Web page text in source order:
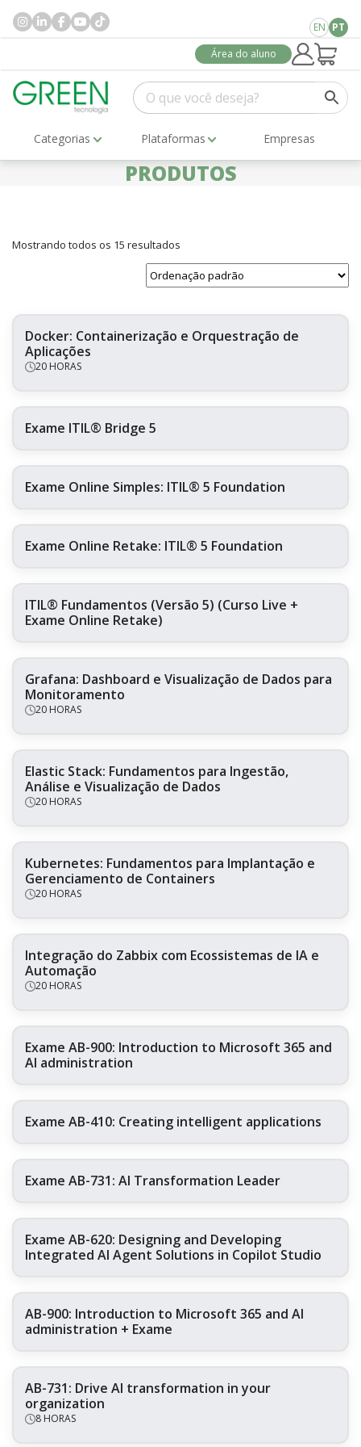
EN PT
Área do aluno
Categorias Plataformas Empresas
PRODUTOS
Mostrando todos os 15 resultados
Docker: Containerização e Orquestração de
Aplicações
20 HORAS
Exame ITIL® Bridge 5
Exame Online Simples: ITIL® 5 Foundation
Exame Online Retake: ITIL® 5 Foundation
ITIL® Fundamentos (Versão 5) (Curso Live +
Exame Online Retake)
Grafana: Dashboard e Visualização de Dados para
Monitoramento
20 HORAS
Elastic Stack: Fundamentos para Ingestão,
Análise e Visualização de Dados
20 HORAS
Kubernetes: Fundamentos para Implantação e
Gerenciamento de Containers
20 HORAS
Integração do Zabbix com Ecossistemas de IA e
Automação
20 HORAS
Exame AB-900: Introduction to Microsoft 365 and
AI administration
Exame AB-410: Creating intelligent applications
Exame AB-731: AI Transformation Leader
Exame AB-620: Designing and Developing
Integrated AI Agent Solutions in Copilot Studio
AB-900: Introduction to Microsoft 365 and AI
administration + Exame
AB-731: Drive AI transformation in your
organization
8 HORAS